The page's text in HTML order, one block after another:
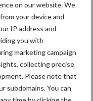
on our website. We
your device and
IP address and
you with
marketing campaign
collecting precise
Please note that
subdomains. You can
Brachyspira